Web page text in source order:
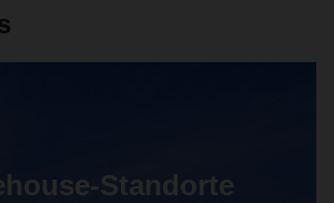
Standorte